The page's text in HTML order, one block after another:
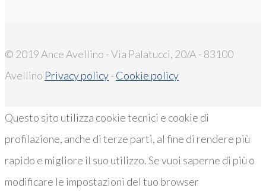
© 2019 Ance Avellino - Via Palatucci, 20/A - 83100
Avellino Privacy policy- Cookie policy
Questo sito utilizza cookie tecnici e cookie di
profilazione, anche di terze parti, al fine di rendere più
rapido e migliore il suo utilizzo. Se vuoi saperne di più o
modificare le impostazioni del tuo browser